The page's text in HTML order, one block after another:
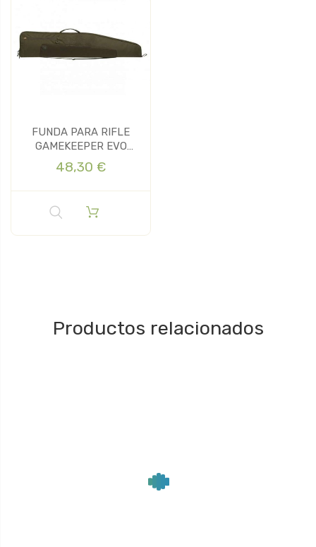
FUNDA PARA RIFLE
GAMEKEEPER EVO
132CM
48,30 €
Productos relacionados